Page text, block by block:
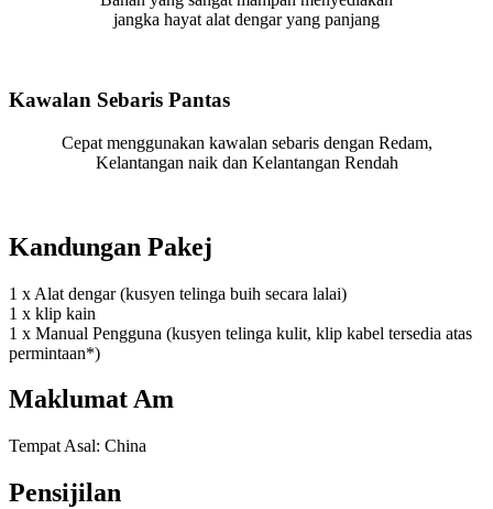
jangka hayat alat dengar yang panjang
Kawalan Sebaris Pantas
Cepat menggunakan kawalan sebaris dengan Redam,
Kelantangan naik dan Kelantangan Rendah
Kandungan Pakej
1 x Alat dengar (kusyen telinga buih secara lalai)
1 x klip kain
1 x Manual Pengguna (kusyen telinga kulit, klip kabel tersedia atas
permintaan*)
Maklumat Am
Tempat Asal: China
Pensijilan